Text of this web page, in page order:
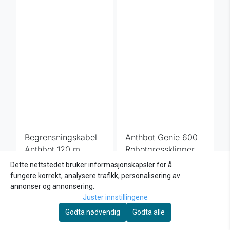
Begrensningskabel
Anthbot 120 m
1.169,-
Kjøp
Anthbot Genie 600
Robotgressklipper
900 m²
9.999,- 11.869,-
Kjøp
Dette nettstedet bruker informasjonskapsler for å
fungere korrekt, analysere trafikk, personalisering av
annonser og annonsering.
Juster innstillingene
Godta nødvendig
Godta alle